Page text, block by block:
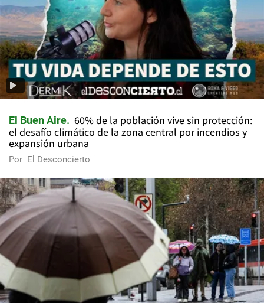
El Buen Aire
60% de la población vive sin protección:
el desafío climático de la zona central por incendios y
expansión urbana
Por El Desconcierto